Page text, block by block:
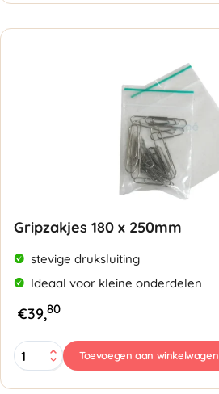
150mm
met
Gripzakjes 180 x 250mm
stevige druksluiting
Ideaal voor kleine onderdelen
€39,80
Gripzakjes
180
Toevoegen aan winkelwagen